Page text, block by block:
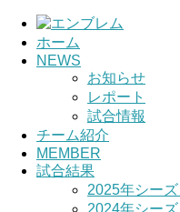
ホーム
NEWS
お知らせ
レポート
試合情報
チーム紹介
MEMBER
試合結果
2025年シー
2024年シー